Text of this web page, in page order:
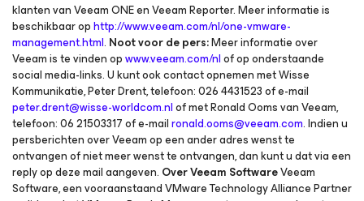
klanten van Veeam ONE en Veeam Reporter. Meer informatie is
beschikbaar ophttp://www.veeam.com/nl/one-vmware-
management.html. Noot voor de pers:Meer informatie over
Veeam is te vinden opwww.veeam.com/nlof op onderstaande
social media-links. U kunt ook contact opnemen met Wisse
Kommunikatie, Peter Drent, telefoon: 026 4431523 of e-mail
peter.drent@wisse-worldcom.nlof met Ronald Ooms van Veeam,
telefoon: 06 21503317 of e-mailronald.ooms@veeam.com. Indien u
persberichten over Veeam op een ander adres wenst te
ontvangen of niet meer wenst te ontvangen, dan kunt u dat via een
reply op deze mail aangeven. Over Veeam SoftwareVeeam
Software, een vooraanstaand VMware Technology Alliance Partner